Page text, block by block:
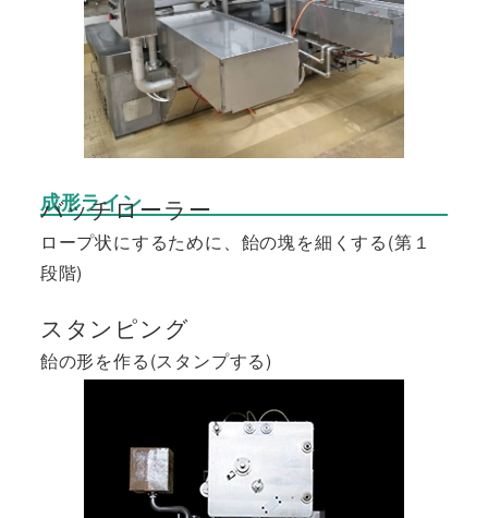
成形ライン
バッチローラー
ロープ状にするために、飴の塊を細くする(第１
段階)
スタンピング
飴の形を作る(スタンプする)